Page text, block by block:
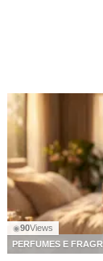
◉90Views
PERFUMES E